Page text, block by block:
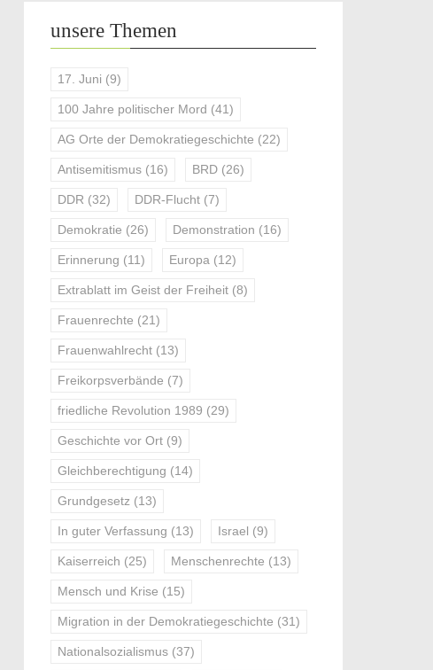
unsere Themen
17. Juni (9)
100 Jahre politischer Mord (41)
AG Orte der Demokratiegeschichte (22)
Antisemitismus (16) BRD (26)
DDR (32) DDR-Flucht (7)
Demokratie (26) Demonstration (16)
Erinnerung (11) Europa (12)
Extrablatt im Geist der Freiheit (8)
Frauenrechte (21)
Frauenwahlrecht (13)
Freikorpsverbände (7)
friedliche Revolution 1989 (29)
Geschichte vor Ort (9)
Gleichberechtigung (14)
Grundgesetz (13)
In guter Verfassung (13) Israel (9)
Kaiserreich (25) Menschenrechte (13)
Mensch und Krise (15)
Migration in der Demokratiegeschichte (31)
Nationalsozialismus (37)